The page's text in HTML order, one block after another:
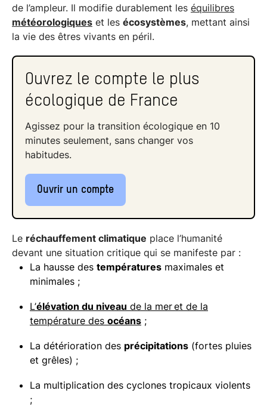
de l’ampleur. Il modifie durablement les équilibres
météorologiques et les écosystèmes, mettant ainsi
la vie des êtres vivants en péril.
Ouvrez le compte le plus
écologique de France
Agissez pour la transition écologique en 10
minutes seulement, sans changer vos
habitudes.
Ouvrir un compte
Le réchauffement climatique place l’humanité
devant une situation critique qui se manifeste par :
La hausse des températures maximales et
minimales ;
L’élévation du niveau de la mer et de la
température des océans ;
La détérioration des précipitations (fortes pluies
et grêles) ;
La multiplication des cyclones tropicaux violents
;